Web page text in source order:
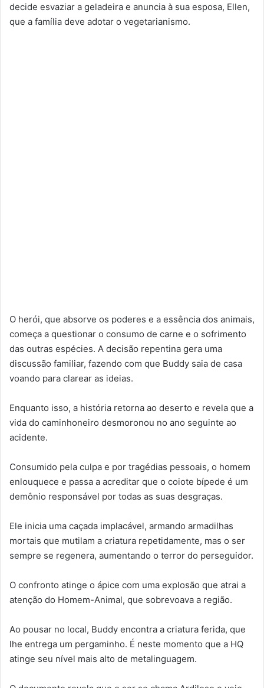
decide esvaziar a geladeira e anuncia à sua esposa, Ellen,
que a família deve adotar o vegetarianismo.
O herói, que absorve os poderes e a essência dos animais,
começa a questionar o consumo de carne e o sofrimento
das outras espécies. A decisão repentina gera uma
discussão familiar, fazendo com que Buddy saia de casa
voando para clarear as ideias.
Enquanto isso, a história retorna ao deserto e revela que a
vida do caminhoneiro desmoronou no ano seguinte ao
acidente.
Consumido pela culpa e por tragédias pessoais, o homem
enlouquece e passa a acreditar que o coiote bípede é um
demônio responsável por todas as suas desgraças.
Ele inicia uma caçada implacável, armando armadilhas
mortais que mutilam a criatura repetidamente, mas o ser
sempre se regenera, aumentando o terror do perseguidor.
O confronto atinge o ápice com uma explosão que atrai a
atenção do Homem-Animal, que sobrevoava a região.
Ao pousar no local, Buddy encontra a criatura ferida, que
lhe entrega um pergaminho. É neste momento que a HQ
atinge seu nível mais alto de metalinguagem.